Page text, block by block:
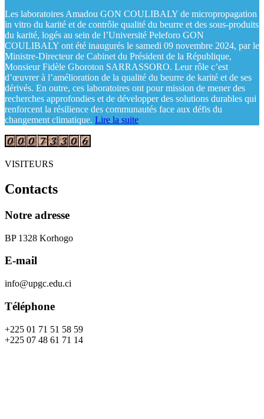
Les laboratoires Amadou GON COULIBALY de micropropagation
in vitro du karité et de contrôle qualité du beurre et des sous-produits
du karité, logés au sein de l’Université Peleforo GON
COULIBALY ont été inaugurés le samedi 09 novembre 2024, par le
Ministre-Directeur de Cabinet du Président de la République,
Monsieur Fidèle Gboroton SARRASSORO. Leur rôle c’est
d’œuvrer à l’amélioration de la qualité du beurre de karité et de ses
dérivés. En outre, ces laboratoires ont pour mission de mener des
recherches approfondies et de développer des solutions durables qui
renforcent la résilience des communautés face aux défis du
changement climatique. Lire la suite
VISITEURS
Contacts
Notre adresse
BP 1328 Korhogo
E-mail
info@upgc.edu.ci
Téléphone
+225 01 71 51 58 59
+225 07 48 61 71 14